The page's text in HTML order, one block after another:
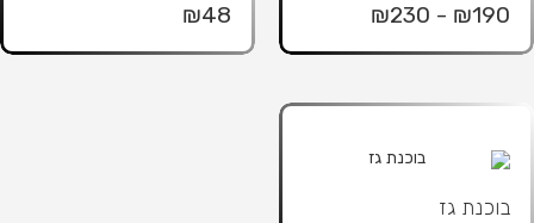
₪190 - ₪230
₪48
בוכנת גז